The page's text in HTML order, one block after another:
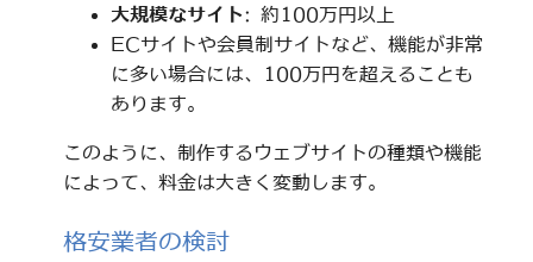
大規模なサイト: 約100万円以上
ECサイトや会員制サイトなど、機能が非常
に多い場合には、100万円を超えることも
あります。
このように、制作するウェブサイトの種類や機能
によって、料金は大きく変動します。
格安業者の検討